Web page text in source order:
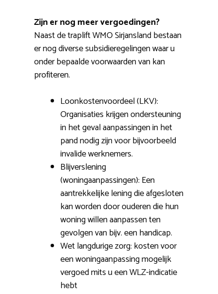
Zijn er nog meer vergoedingen?
Naast de traplift WMO Sirjansland bestaan
er nog diverse subsidieregelingen waar u
onder bepaalde voorwaarden van kan
profiteren.
Loonkostenvoordeel (LKV):
Organisaties krijgen ondersteuning
in het geval aanpassingen in het
pand nodig zijn voor bijvoorbeeld
invalide werknemers.
Blijverslening
(woningaanpassingen): Een
aantrekkelijke lening die afgesloten
kan worden door ouderen die hun
woning willen aanpassen ten
gevolgen van bijv. een handicap.
Wet langdurige zorg: kosten voor
een woningaanpassing mogelijk
vergoed mits u een WLZ-indicatie
hebt